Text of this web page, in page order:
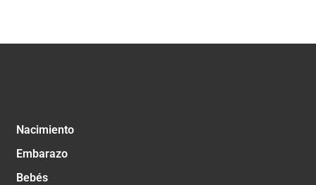
Nacimiento
Embarazo
Bebés